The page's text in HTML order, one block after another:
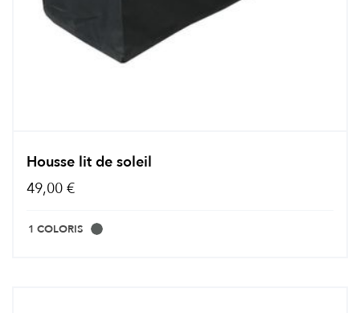
Housse lit de soleil
49,00 €
1 COLORIS